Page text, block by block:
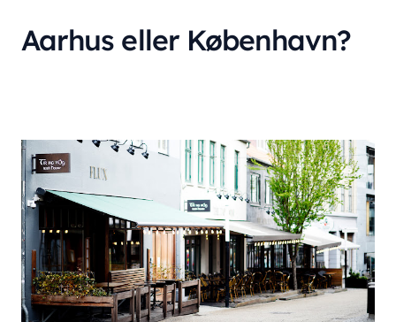
Aarhus eller København?